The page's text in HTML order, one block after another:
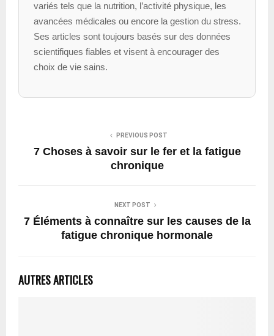
variés tels que la nutrition, l’activité physique, les
avancées médicales ou encore la gestion du stress.
Ses articles sont toujours basés sur des données
scientifiques fiables et visent à encourager des
choix de vie sains.
PREVIOUS POST
7 Choses à savoir sur le fer et la fatigue
chronique
NEXT POST
7 Éléments à connaître sur les causes de la
fatigue chronique hormonale
AUTRES ARTICLES